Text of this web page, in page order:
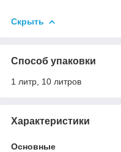
Скрыть
Способ упаковки
1 литр, 10 литров
Характеристики
Основные